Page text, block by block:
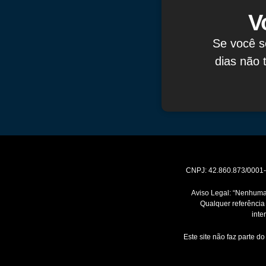
Se você
dias não
CNPJ: 42.860.873/
Aviso Legal:
Qualquer
Este site não faz parte